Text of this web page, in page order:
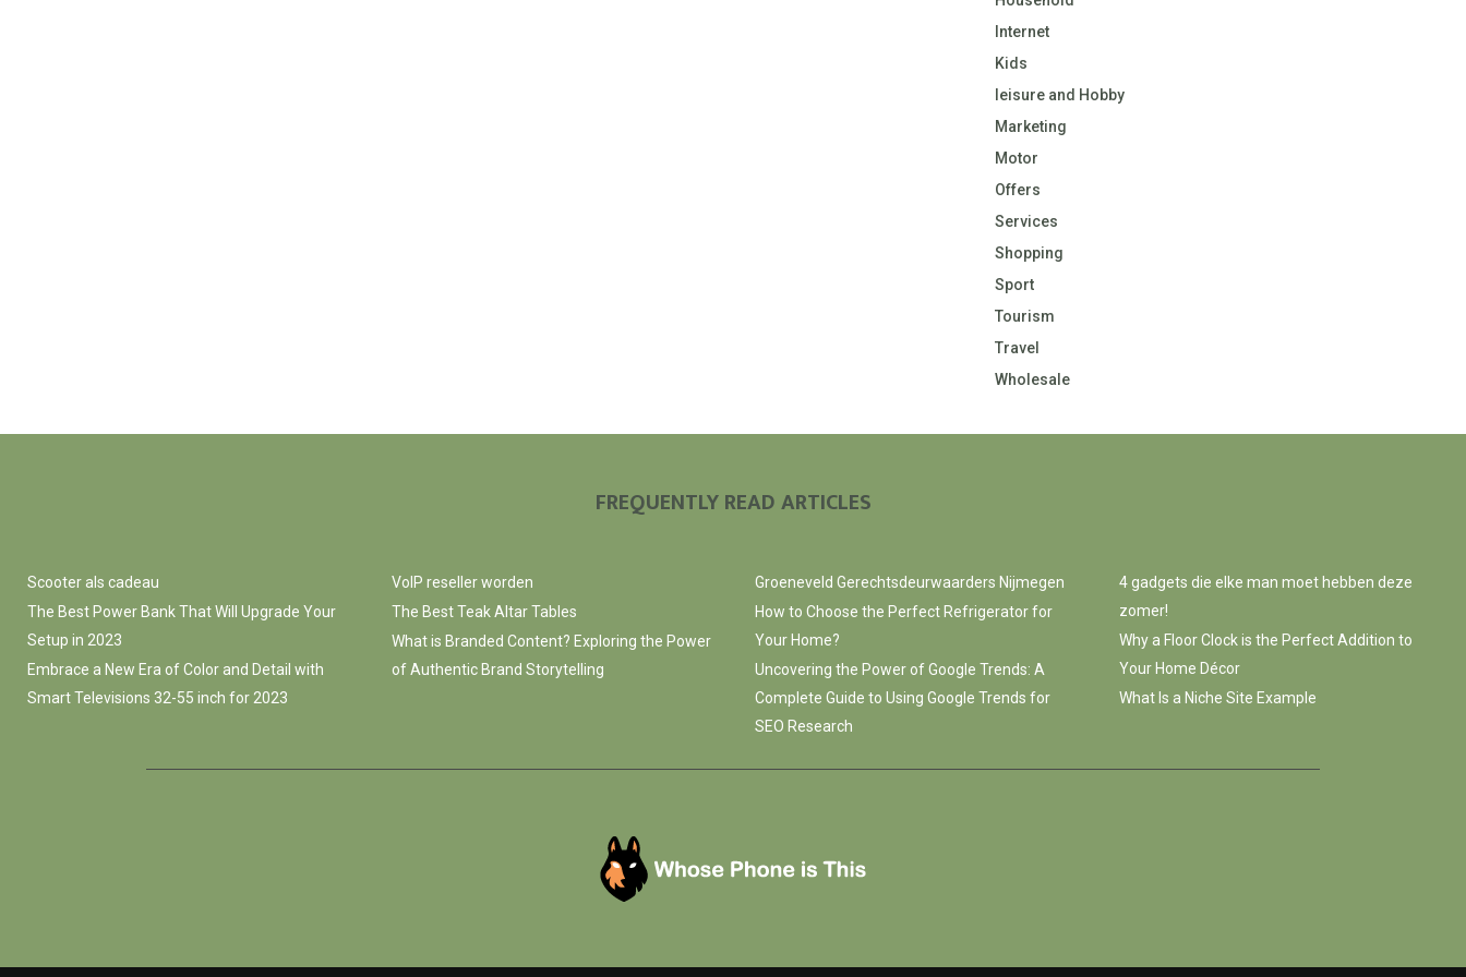
Internet
Kids
leisure and Hobby
Marketing
Motor
Offers
Services
Shopping
Sport
Tourism
Travel
Wholesale
FREQUENTLY READ ARTICLES
Scooter als cadeau
The Best Power Bank That Will Upgrade Your
Setup in 2023
Embrace a New Era of Color and Detail with
Smart Televisions 32-55 inch for 2023
VoIP reseller worden
The Best Teak Altar Tables
What is Branded Content? Exploring the Power
of Authentic Brand Storytelling
Groeneveld Gerechtsdeurwaarders Nijmegen
How to Choose the Perfect Refrigerator for
Your Home?
Uncovering the Power of Google Trends: A
Complete Guide to Using Google Trends for
SEO Research
4 gadgets die elke man moet hebben deze
zomer!
Why a Floor Clock is the Perfect Addition to
Your Home Décor
What Is a Niche Site Example